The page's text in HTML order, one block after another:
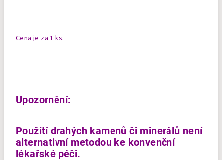
Cena je za 1 ks.
Upozornění:
Použití drahých kamenů či minerálů není
alternativní metodou ke konvenční
lékařské péči.